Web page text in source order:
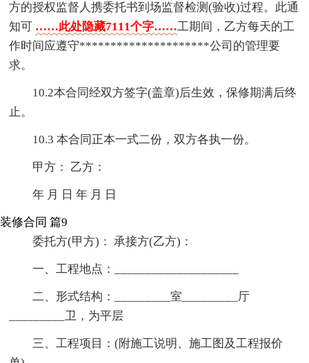
方的授权监督人携委托书到场监督检测(验收)过程。此通
知可 ……此处隐藏7111个字……工期间，乙方每天的工
作时间应遵守*********************公司的管理要
求。
10.2本合同经双方签字(盖章)后生效，保修期满后终
止。
10.3 本合同正本一式二份，双方各执一份。
甲方： 乙方：
年 月 日 年 月 日
装修合同 篇9
委托方(甲方)： 承接方(乙方)：
一、工程地点：____________________
二、形式结构：_________室_________厅
_________卫，为平层
三、工程项目：(附施工说明、施工图及工程报价